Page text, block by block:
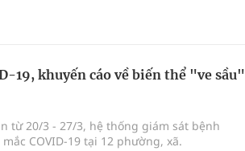
19, khuyến cáo về biến thể "ve sầu"
từ 20/3 - 27/3, hệ thống giám sát bệnh
COVID-19 tại 12 phường, xã.